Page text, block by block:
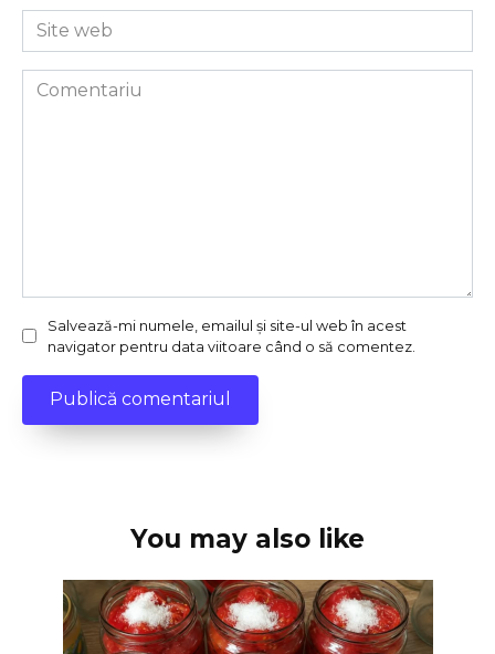
Site
web
Comentariu
Salvează-mi numele, emailul și site-ul web în acest
navigator pentru data viitoare când o să comentez.
You may also like